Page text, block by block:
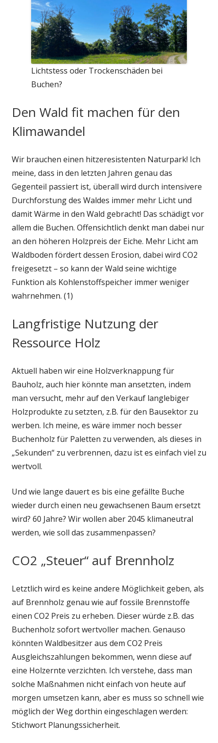
Lichtstess oder Trockenschäden bei
Buchen?
Den Wald fit machen für den
Klimawandel
Wir brauchen einen hitzeresistenten Naturpark! Ich
meine, dass in den letzten Jahren genau das
Gegenteil passiert ist, überall wird durch intensivere
Durchforstung des Waldes immer mehr Licht und
damit Wärme in den Wald gebracht! Das schädigt vor
allem die Buchen. Offensichtlich denkt man dabei nur
an den höheren Holzpreis der Eiche. Mehr Licht am
Waldboden fördert dessen Erosion, dabei wird CO2
freigesetzt – so kann der Wald seine wichtige
Funktion als Kohlenstoffspeicher immer weniger
wahrnehmen. (1)
Langfristige Nutzung der
Ressource Holz
Aktuell haben wir eine Holzverknappung für
Bauholz, auch hier könnte man ansetzten, indem
man versucht, mehr auf den Verkauf langlebiger
Holzprodukte zu setzten, z.B. für den Bausektor zu
werben. Ich meine, es wäre immer noch besser
Buchenholz für Paletten zu verwenden, als dieses in
„Sekunden“ zu verbrennen, dazu ist es einfach viel zu
wertvoll.
Und wie lange dauert es bis eine gefällte Buche
wieder durch einen neu gewachsenen Baum ersetzt
wird? 60 Jahre? Wir wollen aber 2045 klimaneutral
werden, wie soll das zusammenpassen?
CO2 „Steuer“ auf Brennholz
Letztlich wird es keine andere Möglichkeit geben, als
auf Brennholz genau wie auf fossile Brennstoffe
einen CO2 Preis zu erheben. Dieser würde z.B. das
Buchenholz sofort wertvoller machen. Genauso
könnten Waldbesitzer aus dem CO2 Preis
Ausgleichszahlungen bekommen, wenn diese auf
eine Holzernte verzichten. Ich verstehe, dass man
solche Maßnahmen nicht einfach von heute auf
morgen umsetzen kann, aber es muss so schnell wie
möglich der Weg dorthin eingeschlagen werden:
Stichwort Planungssicherheit.